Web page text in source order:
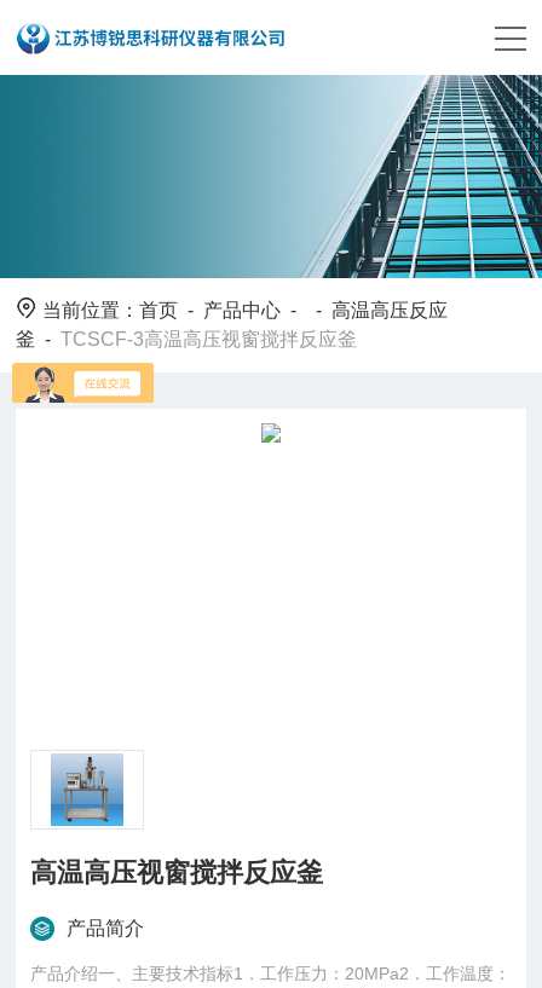
当前位置：首页 - 产品中心 - -高温高压反应
釜 -TCSCF-3高温高压视窗搅拌反应釜
高温高压视窗搅拌反应釜
产品简介
产品介绍一、主要技术指标1．工作压力：20MPa2．工作温度：